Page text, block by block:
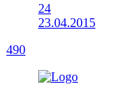
24
23.04.2015
490